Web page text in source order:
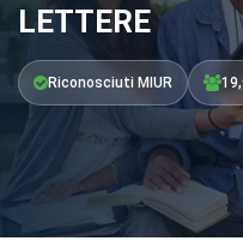
LETTERE
Riconosciuti MIUR